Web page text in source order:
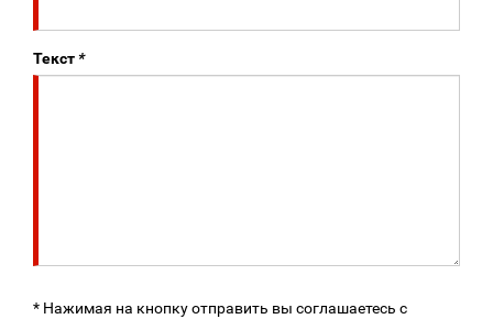
Текст*
* Нажимая на кнопку отправить вы соглашаетесь с